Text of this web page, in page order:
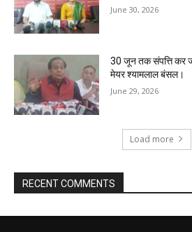
June 30, 2026
30 जून तक संपत्ति कर
मेयर श्यामलाल बंसल।
June 29, 2026
Load more
RECENT COMMENTS